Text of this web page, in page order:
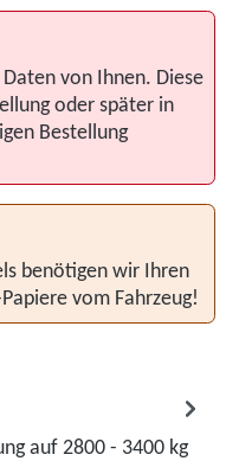
von Ihnen. Diese
oder später in
Bestellung
benötigen wir Ihren
vom Fahrzeug!
auf 2800 - 3400 kg